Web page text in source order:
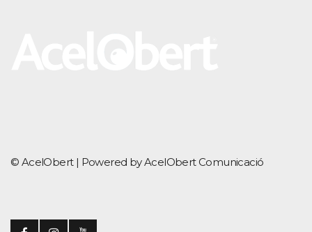
© AcelObert | Powered by AcelObert Comunicació